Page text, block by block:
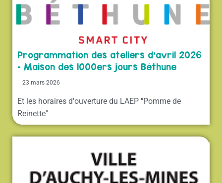
Programmation des ateliers d’avril 2026
– Maison des 1000ers jours Béthune
23 mars 2026
Et les horaires d'ouverture du LAEP "Pomme de
Reinette"